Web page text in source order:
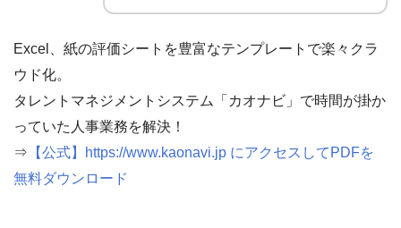
Excel、紙の評価シートを豊富なテンプレートで楽々クラ
ウド化。
タレントマネジメントシステム「カオナビ」で時間が掛か
っていた人事業務を解決！
⇒ 【公式】https://www.kaonavi.jp にアクセスしてPDFを
無料ダウンロード